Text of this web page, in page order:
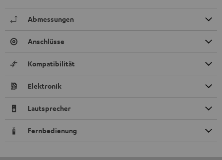
Abmessungen
Anschlüsse
Kompatibilität
Elektronik
Lautsprecher
Fernbedienung